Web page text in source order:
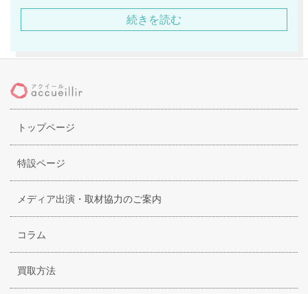
持って長く履ける靴」をコンセプトにし、同ラインのショセ
よりこだわりを感じさせる「プリュスバイショセ」を展開さ
見た目の素晴らしさが特徴で、シルエットの良さと履き心地
法を取り入れて、世界樹から支持を得ているイタリアvibram
社のソールを取り入れるなどの素材にも大変こだわりを見せ
ています。メリハリの効いたデザインは木型にこだわるショ
セならではの仕上がりで他とは違うインパクトを与えてくれ
るブランドです。
続きを読む
トップページ
特設ページ
メディア出演・取材協力のご案内
コラム
買取方法